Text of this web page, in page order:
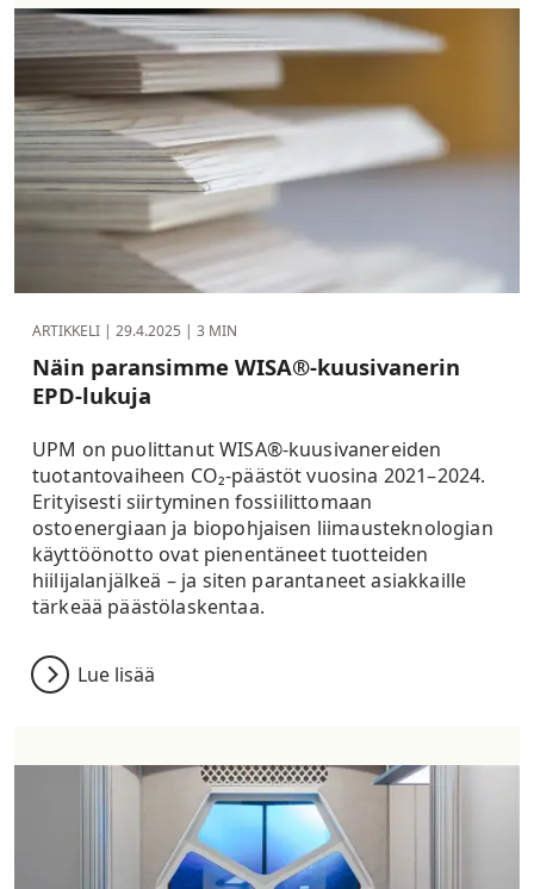
ARTIKKELI | 29.4.2025 | 3 MIN
Näin paransimme WISA®-kuusivanerin
EPD-lukuja
UPM on puolittanut WISA®-kuusivanereiden
tuotantovaiheen CO₂-päästöt vuosina 2021–2024.
Erityisesti siirtyminen fossiilittomaan
ostoenergiaan ja biopohjaisen liimausteknologian
käyttöönotto ovat pienentäneet tuotteiden
hiilijalanjälkeä – ja siten parantaneet asiakkaille
tärkeää päästölaskentaa.
Lue lisää